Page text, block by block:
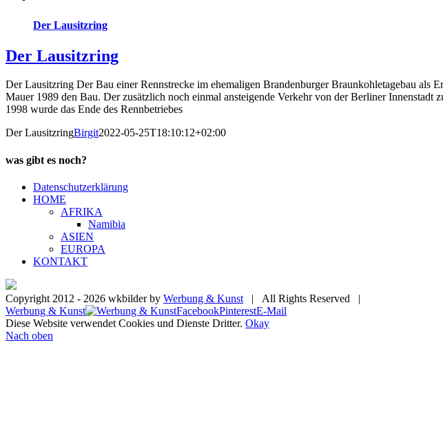
Der Lausitzring
Der Lausitzring
Der Lausitzring Der Bau einer Rennstrecke im ehemaligen Brandenburger Braunkohletagebau
Mauer 1989 den Bau. Der zusätzlich noch einmal ansteigende Verkehr von der Berliner
1998 wurde das Ende des Rennbetriebes
Der LausitzringBirgit2022-05-25T18:10:12+02:00
was gibt es noch?
Datenschutzerklärung
HOME
AFRIKA
Namibia
ASIEN
EUROPA
KONTAKT
Copyright 2012 - 2026 wkbilder by Werbung & Kunst | All Rights Reserved |
Werbung & Kunst
FacebookPinterestE-Mail
Diese Website verwendet Cookies und Dienste Dritter. Okay
Nach oben